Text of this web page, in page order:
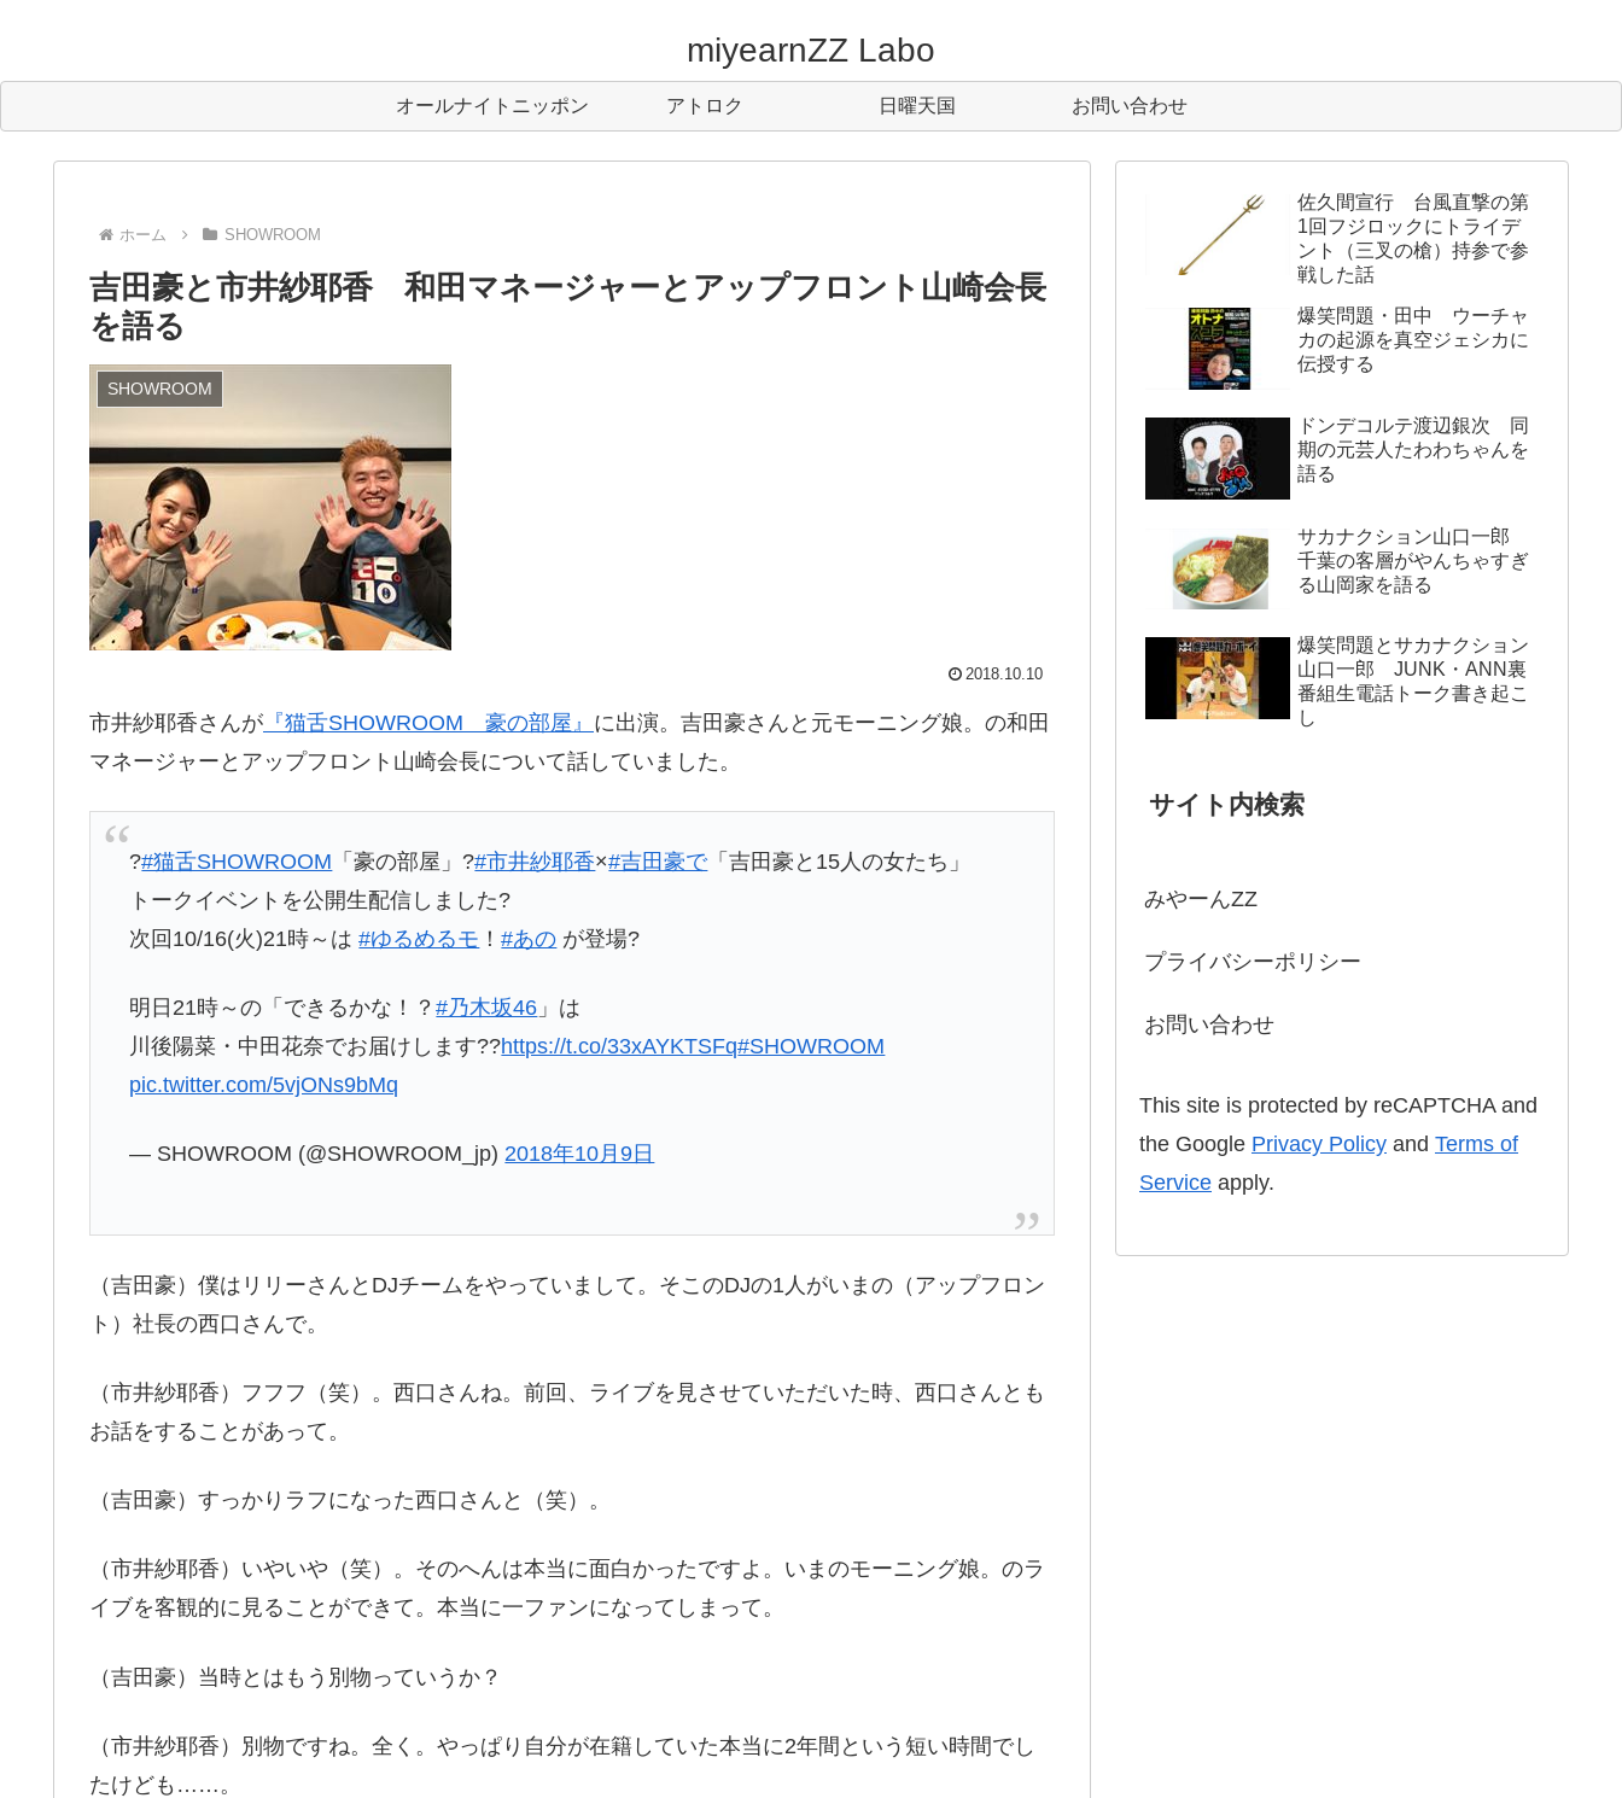
miyearnZZ Labo
オールナイトニッポン アトロク 日曜天国 お問い合わせ
ホーム SHOWROOM
吉田豪と市井紗耶香 和田マネージャーとアップフロント山崎会長
を語る
SHOWROOM
2018.10.10
市井紗耶香さんが 『猫舌SHOWROOM 豪の部屋』 に出演。吉田豪さんと元モーニング娘。の和田
マネージャーとアップフロント山崎会長について話していました。
?#猫舌SHOWROOM 「豪の部屋」?#市井紗耶香×#吉田豪で「吉田豪と15人の女たち」
トークイベントを公開生配信しました?
次回10/16(火)21時～は#ゆるめるモ ！#あの が登場?
明日21時～の「できるかな！？#乃木坂46 」は
川後陽菜・中田花奈でお届けします??https://t.co/33xAYKTSFq#SHOWROOM
pic.twitter.com/5vjONs9bMq
— SHOWROOM (@SHOWROOM_jp) 2018年10月9日
（吉田豪）僕はリリーさんとDJチームをやっていまして。そこのDJの1人がいまの（アップフロン
ト）社長の西口さんで。
（市井紗耶香）フフフ（笑）。西口さんね。前回、ライブを見させていただいた時、西口さんとも
お話をすることがあって。
（吉田豪）すっかりラフになった西口さんと（笑）。
（市井紗耶香）いやいや（笑）。そのへんは本当に面白かったですよ。いまのモーニング娘。のラ
イブを客観的に見ることができて。本当に一ファンになってしまって。
（吉田豪）当時とはもう別物っていうか？
（市井紗耶香）別物ですね。全く。やっぱり自分が在籍していた本当に2年間という短い時間でし
たけども……。
佐久間宣行 台風直撃の第
1回フジロックにトライデ
ント（三叉の槍）持参で参
戦した話
爆笑問題・田中 ウーチャ
カの起源を真空ジェシカに
伝授する
ドンデコルテ渡辺銀次 同
期の元芸人たわわちゃんを
語る
サカナクション山口一郎
千葉の客層がやんちゃすぎ
る山岡家を語る
爆笑問題とサカナクション
山口一郎 JUNK・ANN裏
番組生電話トーク書き起こ
し
サイト内検索
みやーんZZ
プライバシーポリシー
お問い合わせ
This site is protected by reCAPTCHA and
the Google Privacy Policy and Terms of
Service apply.